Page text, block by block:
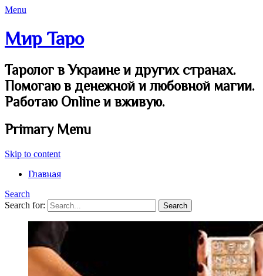
Menu
Мир Таро
Таролог в Украине и других странах.
Помогаю в денежной и любовной магии.
Работаю Online и вживую.
Primary Menu
Skip to content
Главная
Search
Search for: